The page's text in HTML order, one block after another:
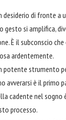
desiderio di fronte a
gesto si amplifica,
È il subconscio che
ardentemente.
potente strumento
avverarsi è il primo
cadente nel sogno
processo.